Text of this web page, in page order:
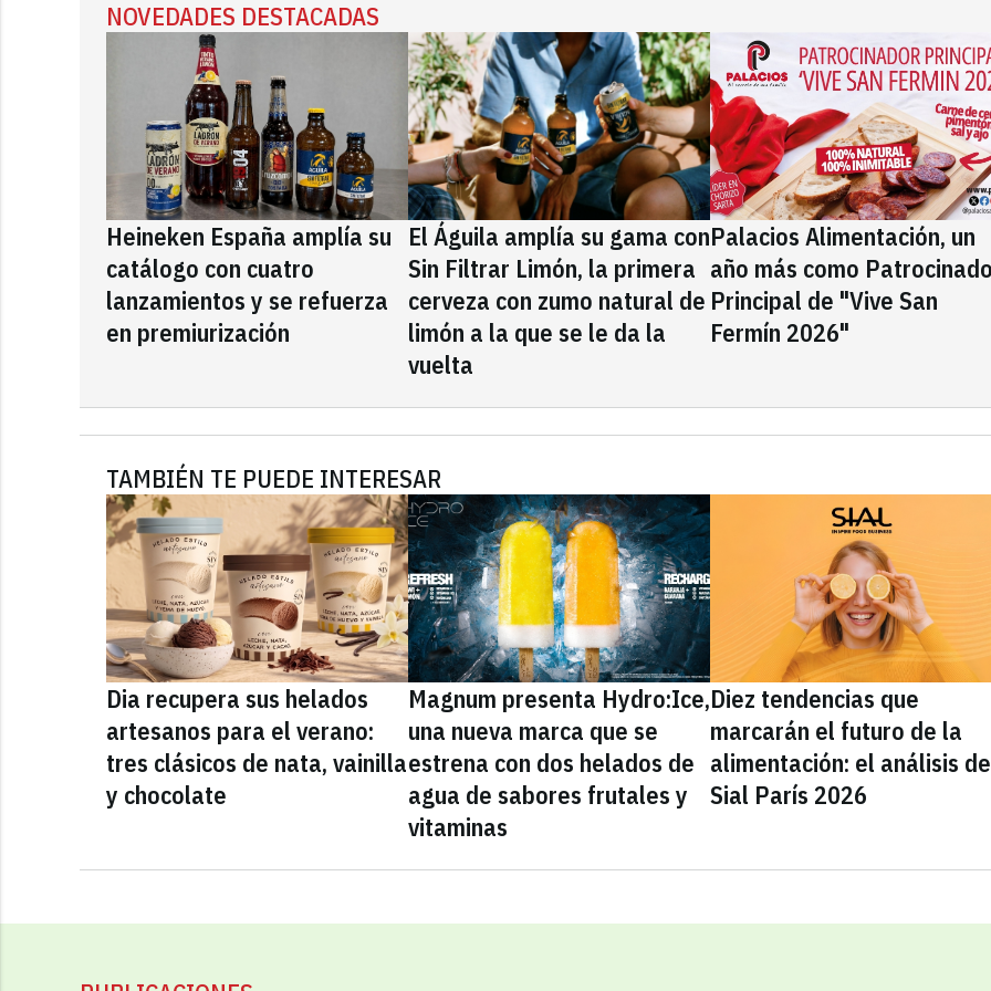
NOVEDADES DESTACADAS
Heineken España amplía su
catálogo con cuatro
lanzamientos y se refuerza
en premiurización
El Águila amplía su gama con
Sin Filtrar Limón, la primera
cerveza con zumo natural de
limón a la que se le da la
vuelta
Palacios Alimentación, un
año más como
Principal de "Vive San
Fermín 2026"
TAMBIÉN TE PUEDE INTERESAR
Dia recupera sus helados
artesanos para el verano:
tres clásicos de nata, vainilla
y chocolate
Magnum presenta Hydro:Ice,
una nueva marca que se
estrena con dos helados de
agua de sabores frutales y
vitaminas
Diez tendencias que
marcarán el futuro de la
alimentación: el análisis de
Sial París 2026